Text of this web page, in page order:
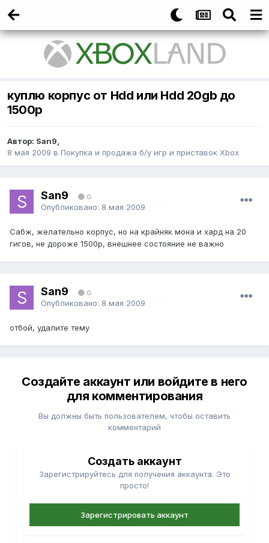
куплю корпус от Hdd или Hdd 20gb до
1500р
Автор: San9,
8 мая 2009 в Покупка и продажа б/у игр и приставок Xbox
San9 0
Опубликовано: 8 мая 2009
Сабж, желательно корпус, но на крайняк мона и хард на 20
гигов, не дороже 1500р, внешнее состояние не важно
San9 0
Опубликовано: 8 мая 2009
отбой, удалите тему
Создайте аккаунт или войдите в него
для комментирования
Вы должны быть пользователем, чтобы оставить
комментарий
Создать аккаунт
Зарегистрируйтесь для получения аккаунта. Это
просто!
Зарегистрировать аккаунт